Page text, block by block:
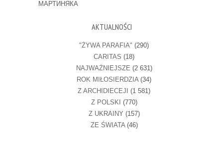
МАРТИНЯКА
AKTUALNOŚCI
"ŻYWA PARAFIA" (290)
CARITAS (18)
NAJWAŻNIEJSZE (2 631)
ROK MIŁOSIERDZIA (34)
Z ARCHIDIECEJI (1 581)
Z POLSKI (770)
Z UKRAINY (157)
ZE ŚWIATA(46)